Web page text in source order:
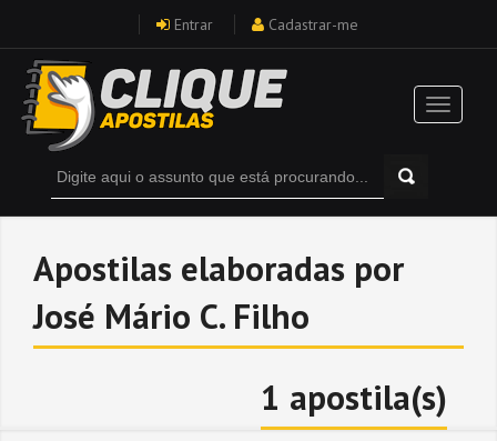
Entrar Cadastrar-me
Apostilas elaboradas por
José Mário C. Filho
1 apostila(s)